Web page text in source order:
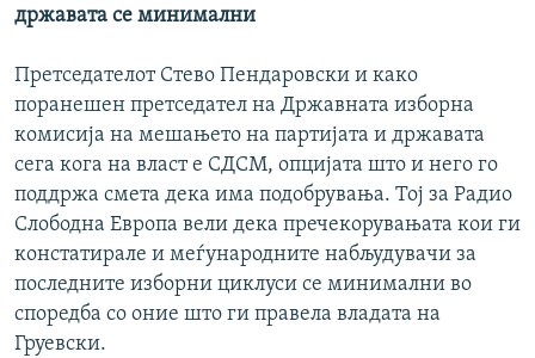
државата се минимални
Претседателот Стево Пендаровски и како
поранешен претседател на Државната изборна
комисија на мешањето на партијата и државата
сега кога на власт е СДСМ, опцијата што и него го
поддржа смета дека има подобрувања. Тој за Радио
Слободна Европа вели дека пречекорувањата кои ги
констатирале и меѓународните набљудувачи за
последните изборни циклуси се минимални во
споредба со оние што ги правела владата на
Груевски.